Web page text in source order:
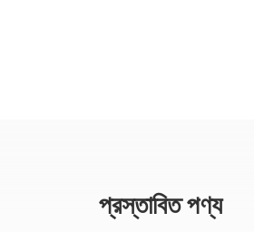
প্রস্তাবিত পণ্য